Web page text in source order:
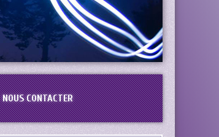
NOUS CONTACTER